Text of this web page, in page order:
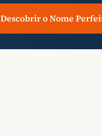
Descobrir o Nome